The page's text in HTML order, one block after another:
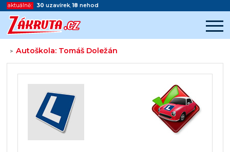
aktuálně: 30 uzavírek,18 nehod
>Autoškola: Tomáš Doležán
Začátek reklamy
Konec reklamy